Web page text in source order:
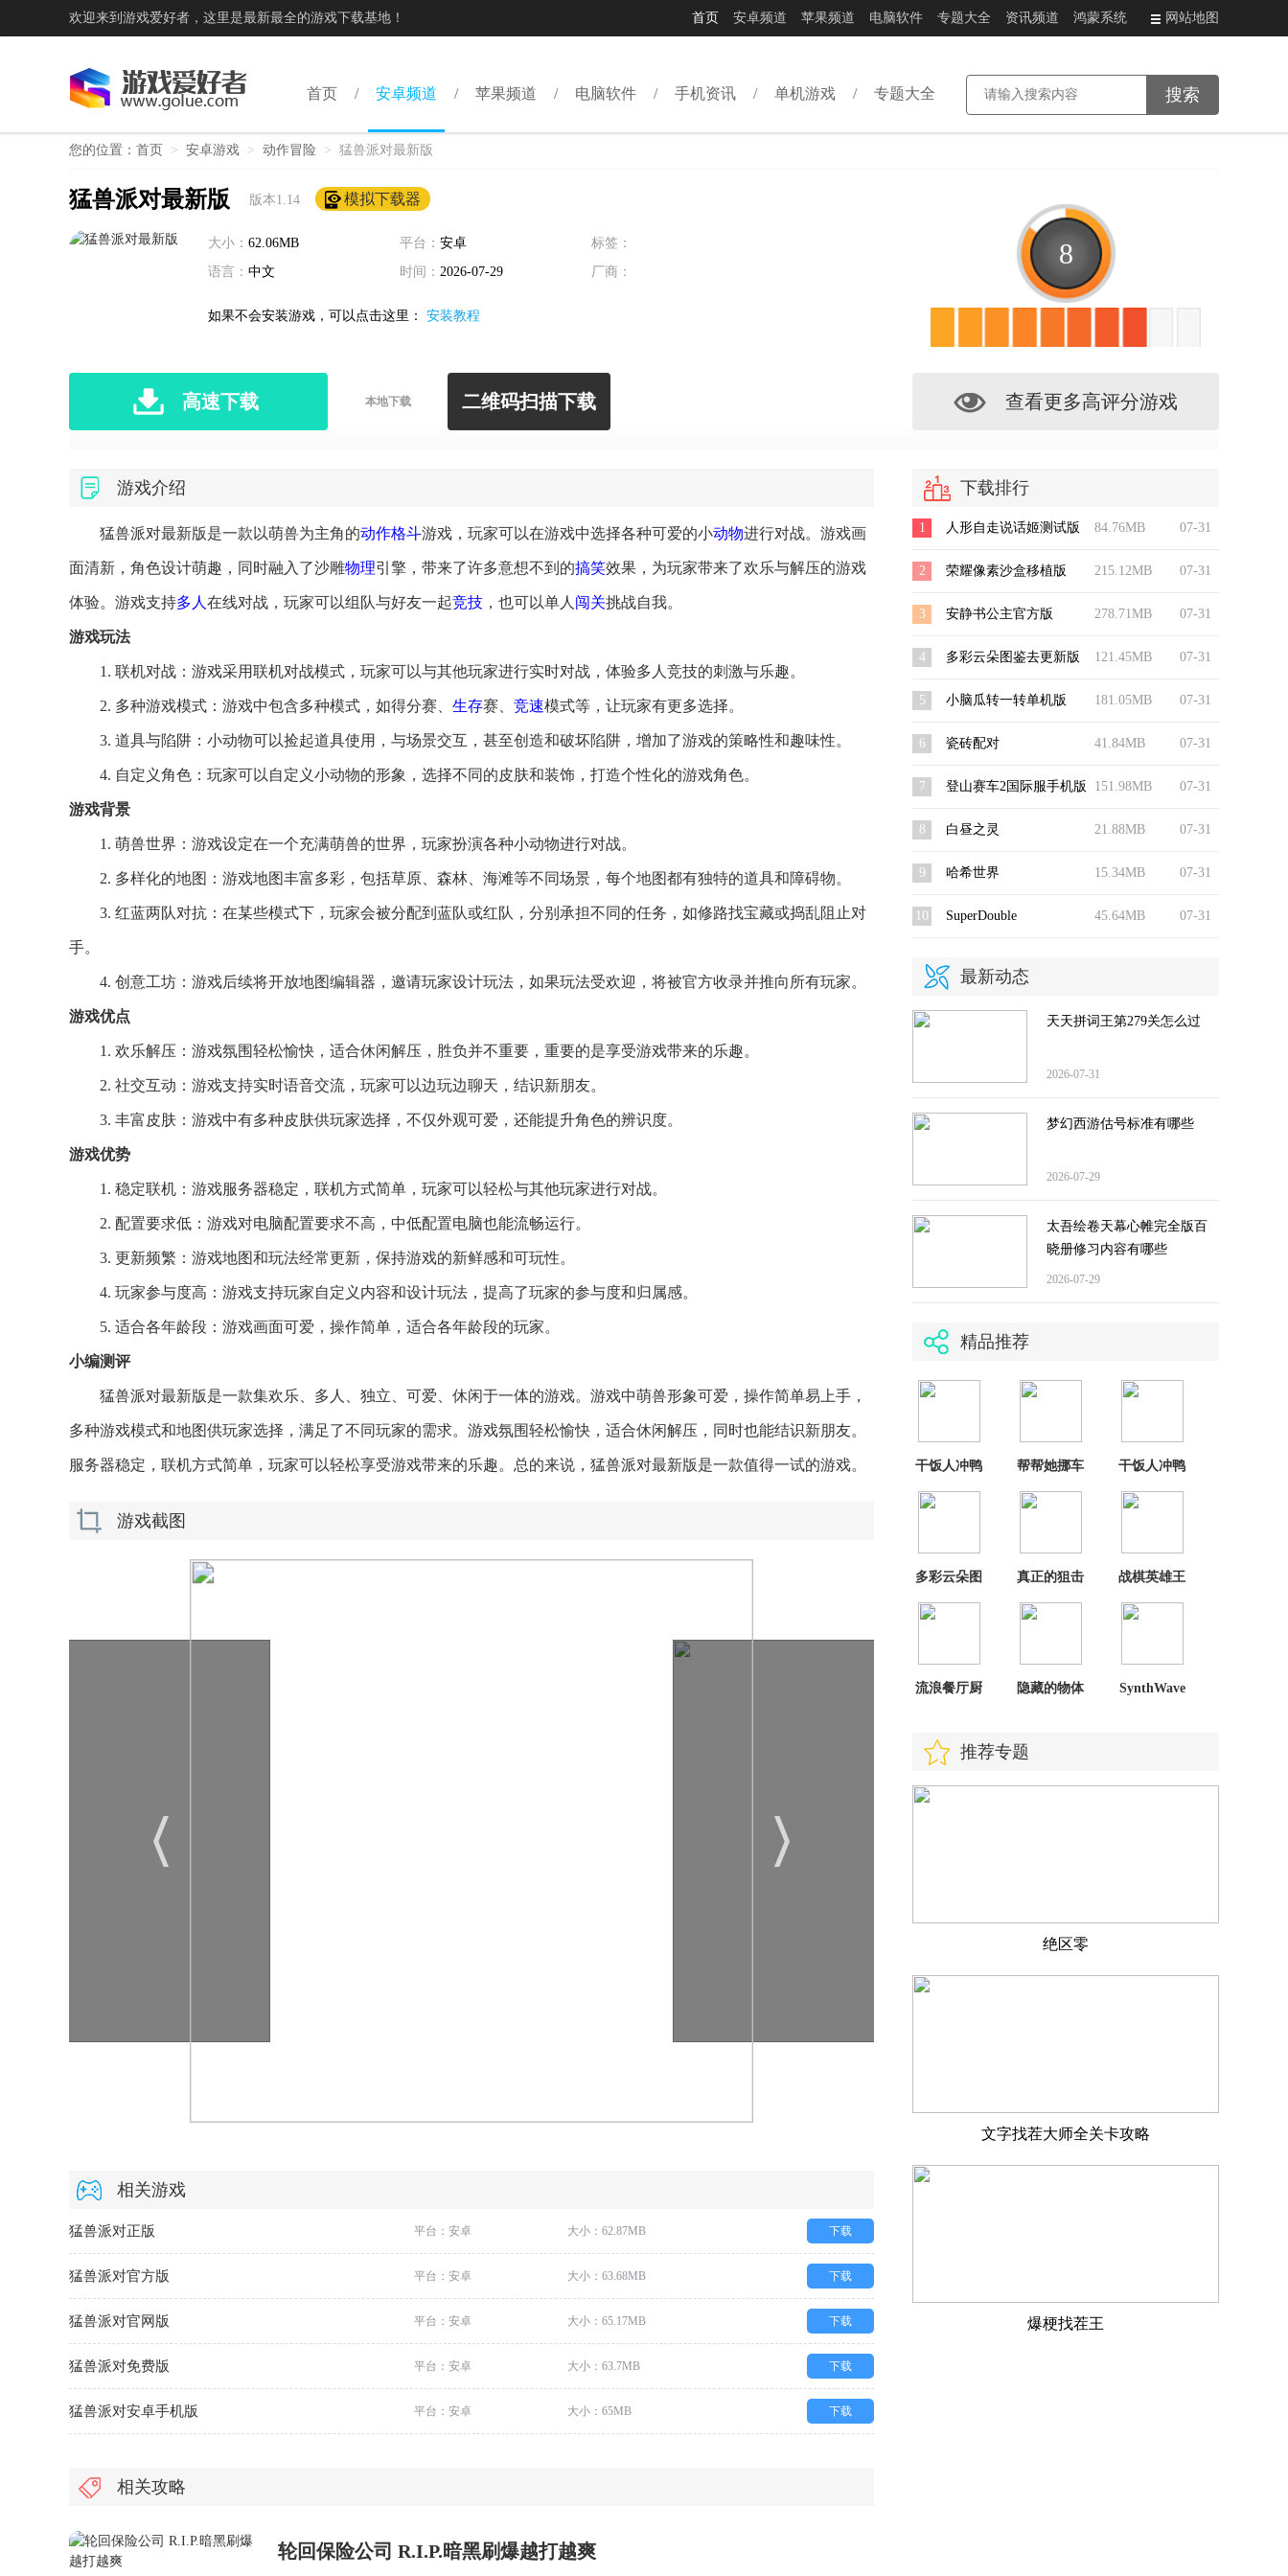
欢迎来到游戏爱好者，这里是最新最全的游戏下载基地！ 首页 安卓频道 苹果频道 电脑软件 专题大全 资讯频道 鸿蒙系统 网站地图
首页 安卓频道 苹果频道 电脑软件 手机资讯 单机游戏 专题大全
您的位置： 首页 > 安卓游戏 > 动作冒险 > 猛兽派对最新版
猛兽派对最新版 版本1.14 模拟下载器
大小： 62.06MB 平台： 安卓
标签：
语言： 中文 时间： 2026-07-29 厂商：
如果不会安装游戏，可以点击这里： 安装教程
高速下载 本地下载 二维码扫描下载
8
查看更多高评分游戏
游戏介绍
猛兽派对最新版是一款以萌兽为主角的动作格斗游戏，玩家可以在游戏中选择各种可爱的小动物进行对战。游戏画
面清新，角色设计萌趣，同时融入了沙雕物理引擎，带来了许多意想不到的搞笑效果，为玩家带来了欢乐与解压的游戏
体验。游戏支持多人 在线对战，玩家可以组队与好友一起竞技 ，也可以单人 闯关挑战自我。
游戏玩法
1. 联机对战：游戏采用联机对战模式，玩家可以与其他玩家进行实时对战，体验多人竞技的刺激与乐趣。
2. 多种游戏模式：游戏中包含多种模式，如得分赛、 生存赛、 竞速模式等，让玩家有更多选择。
3. 道具与陷阱：小动物可以捡起道具使用，与场景交互，甚至创造和破坏陷阱，增加了游戏的策略性和趣味性。
4. 自定义角色：玩家可以自定义小动物的形象，选择不同的皮肤和装饰，打造个性化的游戏角色。
游戏背景
1. 萌兽世界：游戏设定在一个充满萌兽的世界，玩家扮演各种小动物进行对战。
2. 多样化的地图：游戏地图丰富多彩，包括草原、森林、海滩等不同场景，每个地图都有独特的道具和障碍物。
3. 红蓝两队对抗：在某些模式下，玩家会被分配到蓝队或红队，分别承担不同的任务，如修路找宝藏或捣乱阻止对
手。
4. 创意工坊：游戏后续将开放地图编辑器，邀请玩家设计玩法，如果玩法受欢迎，将被官方收录并推向所有玩家。
游戏优点
1. 欢乐解压：游戏氛围轻松愉快，适合休闲解压，胜负并不重要，重要的是享受游戏带来的乐趣。
2. 社交互动：游戏支持实时语音交流，玩家可以边玩边聊天，结识新朋友。
3. 丰富皮肤：游戏中有多种皮肤供玩家选择，不仅外观可爱，还能提升角色的辨识度。
游戏优势
1. 稳定联机：游戏服务器稳定，联机方式简单，玩家可以轻松与其他玩家进行对战。
2. 配置要求低：游戏对电脑配置要求不高，中低配置电脑也能流畅运行。
3. 更新频繁：游戏地图和玩法经常更新，保持游戏的新鲜感和可玩性。
4. 玩家参与度高：游戏支持玩家自定义内容和设计玩法，提高了玩家的参与度和归属感。
5. 适合各年龄段：游戏画面可爱，操作简单，适合各年龄段的玩家。
小编测评
猛兽派对最新版是一款集欢乐、多人、独立、可爱、休闲于一体的游戏。游戏中萌兽形象可爱，操作简单易上手，
多种游戏模式和地图供玩家选择，满足了不同玩家的需求。游戏氛围轻松愉快，适合休闲解压，同时也能结识新朋友。
服务器稳定，联机方式简单，玩家可以轻松享受游戏带来的乐趣。总的来说，猛兽派对最新版是一款值得一试的游戏。
游戏截图
相关游戏
猛兽派对正版 平台：安卓 大小：62.87MB 下载
猛兽派对官方版 平台：安卓 大小：63.68MB 下载
猛兽派对官网版 平台：安卓 大小：65.17MB 下载
猛兽派对免费版 平台：安卓 大小：63.7MB 下载
猛兽派对安卓手机版 平台：安卓 大小：65MB 下载
相关攻略
轮回保险公司 R.I.P.暗黑刷爆越打越爽
下载排行
07-31
84.76MB
1 人形自走说话姬测试版
07-31
215.12MB
2 荣耀像素沙盒移植版
07-31
278.71MB
3 安静书公主官方版
07-31
121.45MB
4 多彩云朵图鉴去更新版
07-31
181.05MB
5 小脑瓜转一转单机版
07-31
41.84MB
6 瓷砖配对
07-31
151.98MB
7 登山赛车2国际服手机版
07-31
21.88MB
8 白昼之灵
07-31
15.34MB
9 哈希世界
07-31
45.64MB
10 SuperDouble
最新动态
天天拼词王第279关怎么过
2026-07-31
梦幻西游估号标准有哪些
2026-07-29
太吾绘卷天幕心帷完全版百
晓册修习内容有哪些
2026-07-29
精品推荐
干饭人冲鸭
帮帮她挪车
干饭人冲鸭
多彩云朵图
真正的狙击
战棋英雄王
流浪餐厅厨
隐藏的物体
SynthWave
推荐专题
绝区零
文字找茬大师全关卡攻略
爆梗找茬王